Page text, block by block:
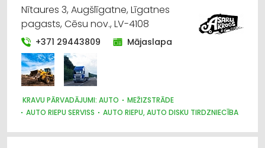
Nītaures 3, Augšlīgatne, Līgatnes
pagasts, Cēsu nov., LV-4108
+371 29443809 Mājaslapa
KRAVU PĀRVADĀJUMI: AUTO
MEŽIZSTRĀDE
AUTO RIEPU SERVISS
AUTO RIEPU, AUTO DISKU TIRDZNIECĪBA
LABIEKĀRTOŠANA, APZAĻUMOŠANA